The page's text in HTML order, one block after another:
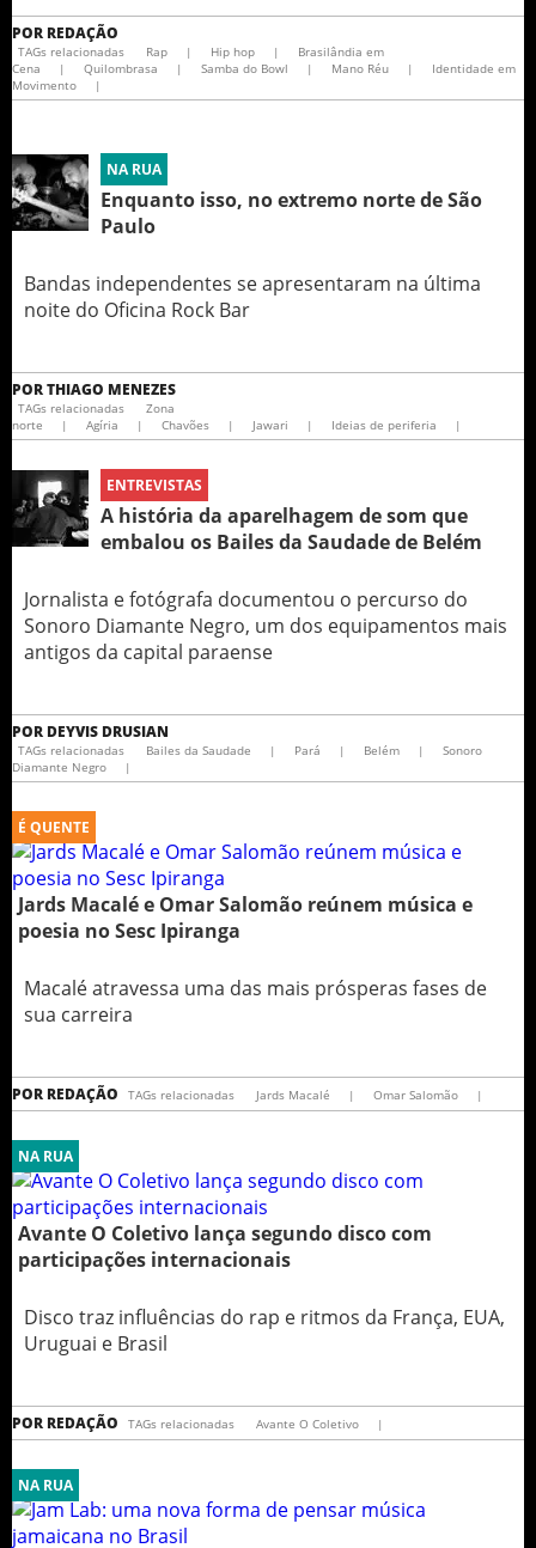
POR REDAÇÃO
TAGs relacionadas Rap | Hip hop |
Brasilândia em
Cena
| Quilombrasa | Samba do Bowl | Mano Réu |
Identidade em
Movimento
|
NA RUA
Enquanto isso, no extremo norte de São
Paulo
Bandas independentes se apresentaram na última
noite do Oficina Rock Bar
PORTHIAGO MENEZES
TAGs relacionadas
Zona
norte
| Agíria | Chavões | Jawari | Ideias de periferia |
ENTREVISTAS
A história da aparelhagem de som que
embalou os Bailes da Saudade de Belém
Jornalista e fotógrafa documentou o percurso do
Sonoro Diamante Negro, um dos equipamentos mais
antigos da capital paraense
POR DEYVIS DRUSIAN
TAGs relacionadas Bailes da Saudade | Pará | Belém |
Sonoro
Diamante Negro
|
É QUENTE
Jards Macalé e Omar Salomão reúnem música e
poesia no Sesc Ipiranga
Macalé atravessa uma das mais prósperas fases de
sua carreira
POR REDAÇÃO TAGs relacionadas Jards Macalé | Omar Salomão |
NA RUA
Avante O Coletivo lança segundo disco com
participações internacionais
Disco traz influências do rap e ritmos da França, EUA,
Uruguai e Brasil
POR REDAÇÃO TAGs relacionadas Avante O Coletivo |
NA RUA